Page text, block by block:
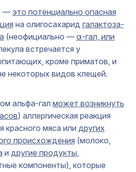
— это потенциально опасная
на олигосахарид галактоза-
(неофициально — α-гал, или
встречается у
кроме приматов, и
некоторых видов клещей.
альфа-гал может возникнуть
) аллергическая реакция
красного мяса или других
происхождения (молоко,
и другие продукты,
компоненты), которые